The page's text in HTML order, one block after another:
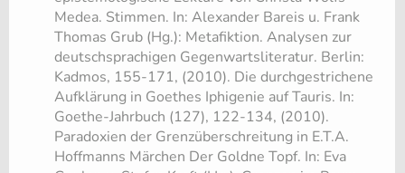
Medea. Stimmen. In: Alexander Bareis u. Frank
Thomas Grub (Hg.): Metafiktion. Analysen zur
deutschsprachigen Gegenwartsliteratur. Berlin:
Kadmos, 155-171, (2010). Die durchgestrichene
Aufklärung in Goethes Iphigenie auf Tauris. In:
Goethe-Jahrbuch (127), 122-134, (2010).
Paradoxien der Grenzüberschreitung in E.T.A.
Hoffmanns Märchen Der Goldne Topf. In: Eva